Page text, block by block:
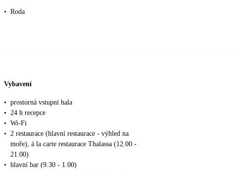
• Roda
Vybavení
• prostorná vstupní hala
• 24 h recepce
• Wi-Fi
• 2 restaurace (hlavní restaurace - výhled na
moře), á la carte restaurace Thalassa (12.00 -
21.00)
• hlavní bar (9.30 - 1.00)